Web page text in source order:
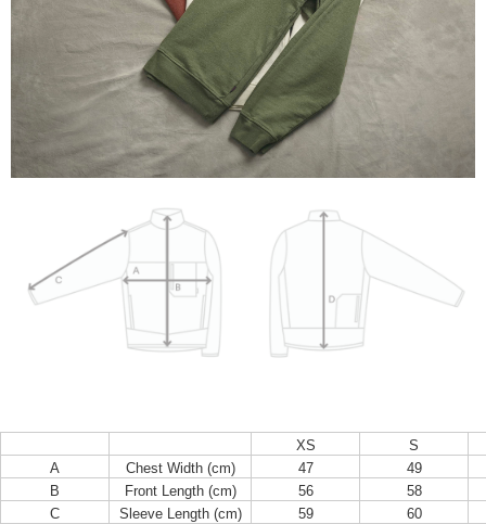
XS
S
A
Chest Width (cm) 47
49
B
Front Length (cm) 56
58
C
Sleeve Length (cm) 59
60